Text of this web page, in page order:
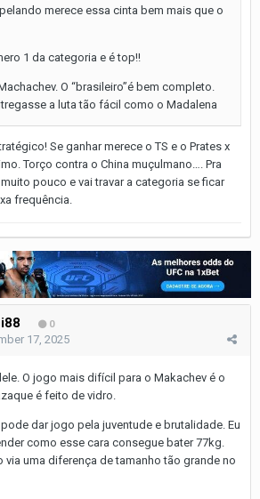
merece essa cinta bem mais que o
1 da categoria e é top!!
O “brasileiro”é bem completo.
a luta tão fácil como o Madalena
Se ganhar merece o TS e o Prates x
Torço contra o China muçulmano…. Pra
pouco e vai travar a categoria se ficar
frequência.
0
17, 2025
O jogo mais difícil para o Makachev é o
é feito de vidro.
dar jogo pela juventude e brutalidade. Eu
como esse cara consegue bater 77kg.
via uma diferença de tamanho tão grande no